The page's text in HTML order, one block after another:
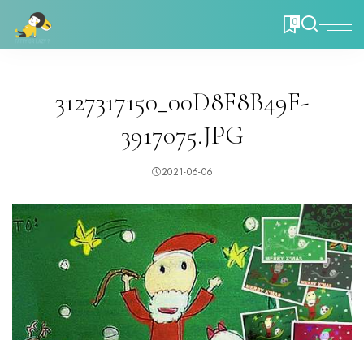
0
3127317150_00D8F8B49F-
3917075.JPG
2021-06-06